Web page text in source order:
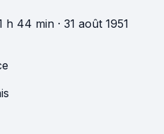
h 44 min · 31 août 1951